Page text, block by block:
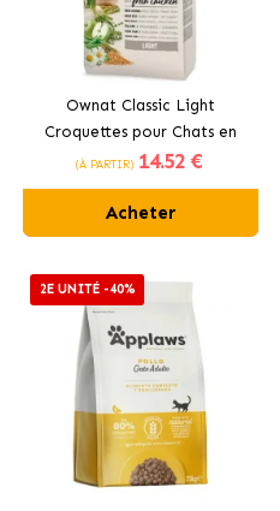
Ownat Classic Light
Croquettes pour Chats en
Surpoids
(À PARTIR) 14.52 €
Acheter
2E UNITÉ -40%